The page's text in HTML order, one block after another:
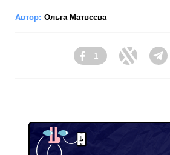
Автор: Ольга Матвєєва
Facebook
1
Twitter